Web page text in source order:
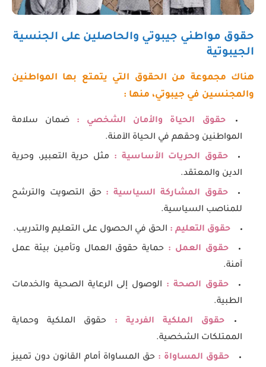
حقوق مواطني جيبوتي والحاصلين على الجنسية
الجيبوتية
هناك مجموعة من الحقوق التي يتمتع بها المواطنين
والمجنسين في جيبوتي، منها :
حقوق الحياة والأمان الشخصي : ضمان سلامة
المواطنين وحقهم في الحياة الآمنة.
حقوق الحريات الأساسية :
مثل حرية التعبير، وحرية
الدين والمعتقد.
حقوق المشاركة السياسية : حق التصويت والترشح
للمناصب السياسية.
حقوق التعليم : الحق في الحصول على التعليم والتدريب.
حقوق العمل : حماية حقوق العمال وتأمين بيئة عمل
آمنة.
حقوق الصحة : الوصول إلى الرعاية الصحية والخدمات
الطبية.
حقوق الملكية الفردية :
حقوق الملكية وحماية
الممتلكات الشخصية.
حقوق المساواة : حق المساواة أمام القانون دون تمييز